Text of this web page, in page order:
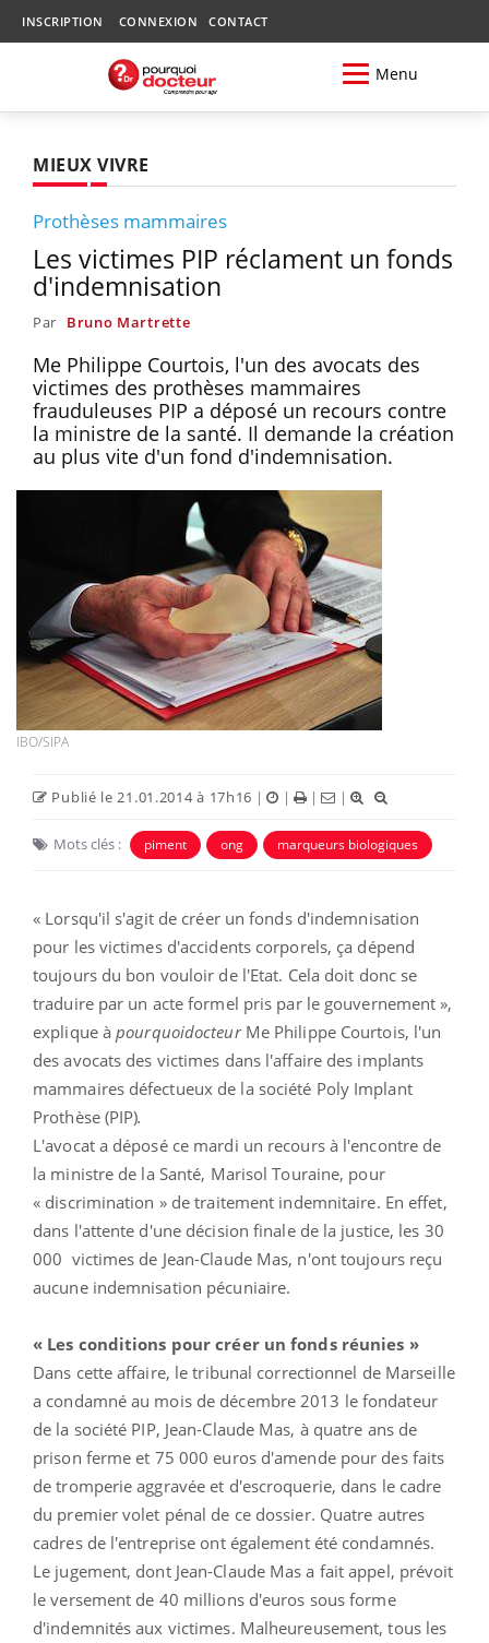
INSCRIPTION CONNEXION CONTACT
Menu
MIEUX VIVRE
Prothèses mammaires
Les victimes PIP réclament un fonds
d'indemnisation
Par Bruno Martrette
Me Philippe Courtois, l'un des avocats des
victimes des prothèses mammaires
frauduleuses PIP a déposé un recours contre
la ministre de la santé. Il demande la création
au plus vite d'un fond d'indemnisation.
IBO/SIPA
Publié le 21.01.2014 à 17h16 | | | |
Mots clés : piment ong marqueurs biologiques
« Lorsqu'il s'agit de créer un fonds d'indemnisation
pour les victimes d'accidents corporels, ça dépend
toujours du bon vouloir de l'Etat. Cela doit donc se
traduire par un acte formel pris par le gouvernement »,
explique àpourquoidocteur Me Philippe Courtois, l'un
des avocats des victimes dans l'affaire des implants
mammaires défectueux de la société Poly Implant
Prothèse (PIP).
L'avocat a déposé ce mardi un recours à l'encontre de
la ministre de la Santé, Marisol Touraine, pour
« discrimination » de traitement indemnitaire. En effet,
dans l'attente d'une décision finale de la justice, les 30
000 victimes de Jean-Claude Mas, n'ont toujours reçu
aucune indemnisation pécuniaire.
« Les conditions pour créer un fonds réunies »
Dans cette affaire, le tribunal correctionnel de Marseille
a condamné au mois de décembre 2013 le fondateur
de la société PIP, Jean-Claude Mas, à quatre ans de
prison ferme et 75 000 euros d'amende pour des faits
de tromperie aggravée et d'escroquerie, dans le cadre
du premier volet pénal de ce dossier. Quatre autres
cadres de l'entreprise ont également été condamnés.
Le jugement, dont Jean-Claude Mas a fait appel, prévoit
le versement de 40 millions d'euros sous forme
d'indemnités aux victimes. Malheureusement, tous les